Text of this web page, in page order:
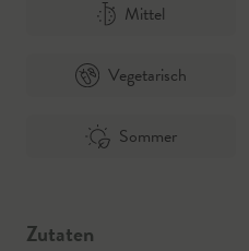
Mittel
Vegetarisch
Sommer
Zutaten